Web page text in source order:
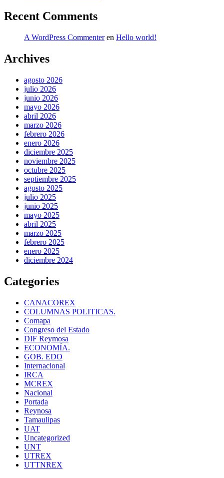
Recent Comments
A WordPress Commenteren Hello world!
Archives
agosto 2026
julio 2026
junio 2026
mayo 2026
abril 2026
marzo 2026
febrero 2026
enero 2026
diciembre 2025
noviembre 2025
octubre 2025
septiembre 2025
agosto 2025
julio 2025
junio 2025
mayo 2025
abril 2025
marzo 2025
febrero 2025
enero 2025
diciembre 2024
Categories
CANACOREX
COLUMNAS POLITICAS.
Comapa
Congreso del Estado
DIF Reymosa
ECONOMÍA.
GOB. EDO
Internacional
IRCA
MCREX
Nacional
Portada
Reynosa
Tamaulipas
UAT
Uncategorized
UNT
UTREX
UTTNREX